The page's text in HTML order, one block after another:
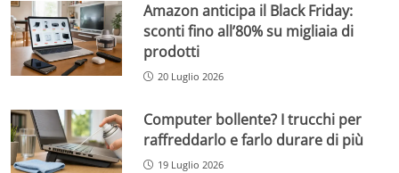
Amazon anticipa il Black Friday:
sconti fino all’80% su migliaia di
prodotti
20 Luglio 2026
Computer bollente? I trucchi per
raffreddarlo e farlo durare di più
19 Luglio 2026